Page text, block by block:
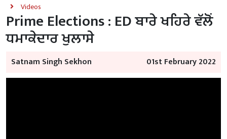
Videos
Prime Elections : ED ਬਾਰੇ ਖਹਿਰੇ ਵੱਲੋਂ
ਧਮਾਕੇਦਾਰ ਖੁਲਾਸੇ
Satnam Singh Sekhon 01st February 2022